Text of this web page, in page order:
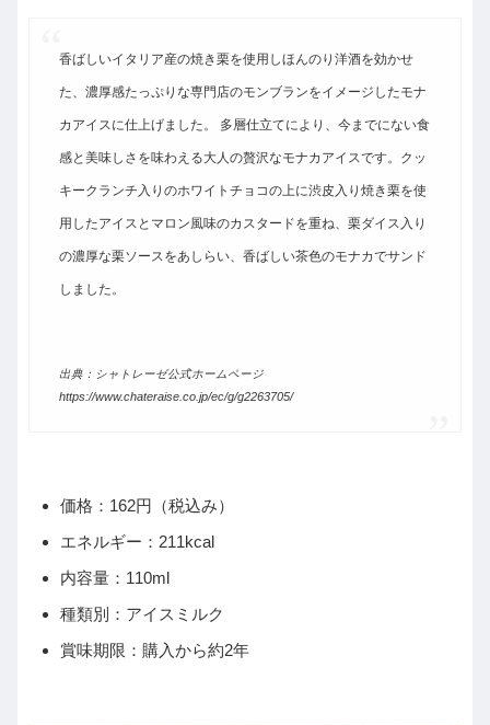
香ばしいイタリア産の焼き栗を使用しほんのり洋酒を効かせ
た、濃厚感たっぷりな専門店のモンブランをイメージしたモナ
カアイスに仕上げました。 多層仕立てにより、今までにない食
感と美味しさを味わえる大人の贅沢なモナカアイスです。クッ
キークランチ入りのホワイトチョコの上に渋皮入り焼き栗を使
用したアイスとマロン風味のカスタードを重ね、栗ダイス入り
の濃厚な栗ソースをあしらい、香ばしい茶色のモナカでサンド
しました。
出典：シャトレーゼ公式ホームページ
https://www.chateraise.co.jp/ec/g/g2263705/
価格：162円（税込み）
エネルギー：211kcal
内容量：110ml
種類別：アイスミルク
賞味期限：購入から約2年